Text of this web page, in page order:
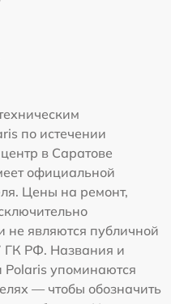
по истечении
в Саратове
официальной
Цены на ремонт,
не являются публичной
ГК РФ. Названия и
Polaris упоминаются
— чтобы обозначить